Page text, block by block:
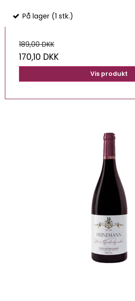
På lager (1 stk.)
189,00 DKK
170,10 DKK
Vis produkt